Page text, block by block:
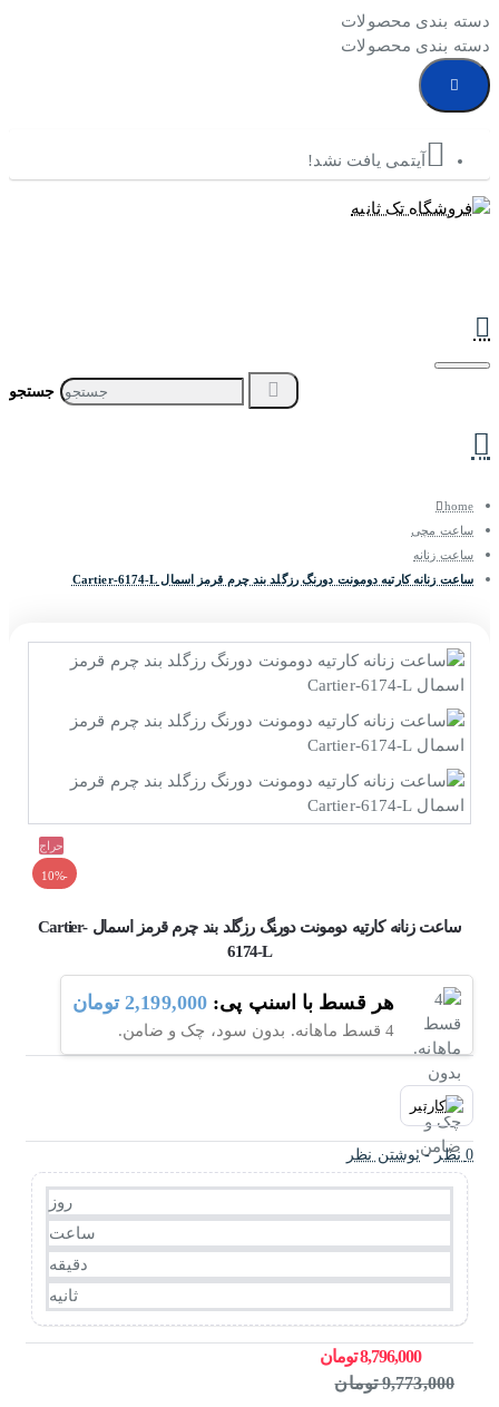
دسته بندی محصولات
دسته بندی محصولات
آیتمی یافت نشد!
home
ساعت مچی
ساعت زنانه
ساعت زنانه کارتیه دومونت دورنگ رزگلد بند چرم قرمز اسمال Cartier-6174-L
حراج
-10%
ساعت زنانه کارتیه دومونت دورنگ رزگلد بند چرم قرمز اسمال Cartier-
6174-L
هر قسط با اسنپ پی: 2,199,000 تومان
4 قسط ماهانه. بدون سود، چک و ضامن.
0 نظر - نوشتن نظر
روز
ساعت
دقیقه
ثانیه
8,796,000 تومان
9,773,000 تومان